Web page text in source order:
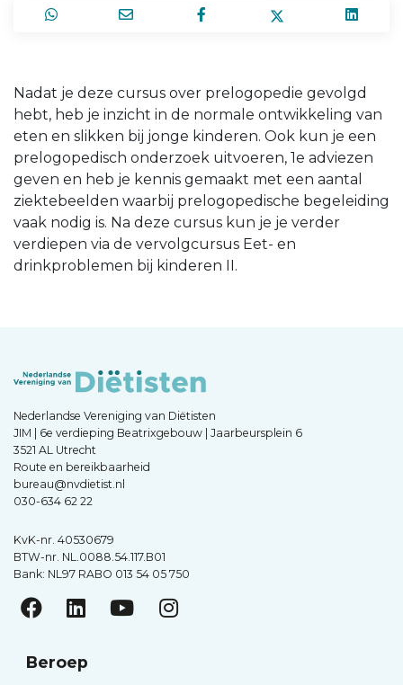
Nadat je deze cursus over prelogopedie gevolgd
hebt, heb je inzicht in de normale ontwikkeling van
eten en slikken bij jonge kinderen. Ook kun je een
prelogopedisch onderzoek uitvoeren, 1e adviezen
geven en heb je kennis gemaakt met een aantal
ziektebeelden waarbij prelogopedische begeleiding
vaak nodig is. Na deze cursus kun je je verder
verdiepen via de vervolgcursus Eet- en
drinkproblemen bij kinderen II.
Nederlandse Vereniging van Diëtisten
JIM | 6e verdieping Beatrixgebouw | Jaarbeursplein 6
3521 AL Utrecht
Route en bereikbaarheid
bureau@nvdietist.nl
030-634 62 22
KvK-nr. 40530679
BTW-nr. NL.0088.54.117.B01
Bank: NL97 RABO 013 54 05 750
Beroep